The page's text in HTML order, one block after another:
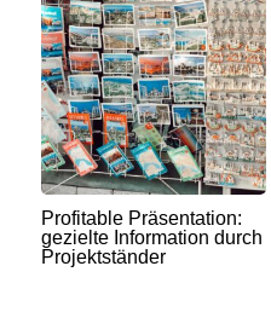
Profitable Präsentation:
gezielte Information durch
Projektständer